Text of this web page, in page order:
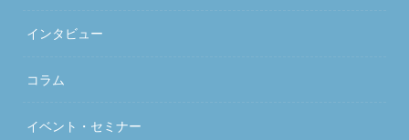
インタビュー
コラム
イベント・セミナー